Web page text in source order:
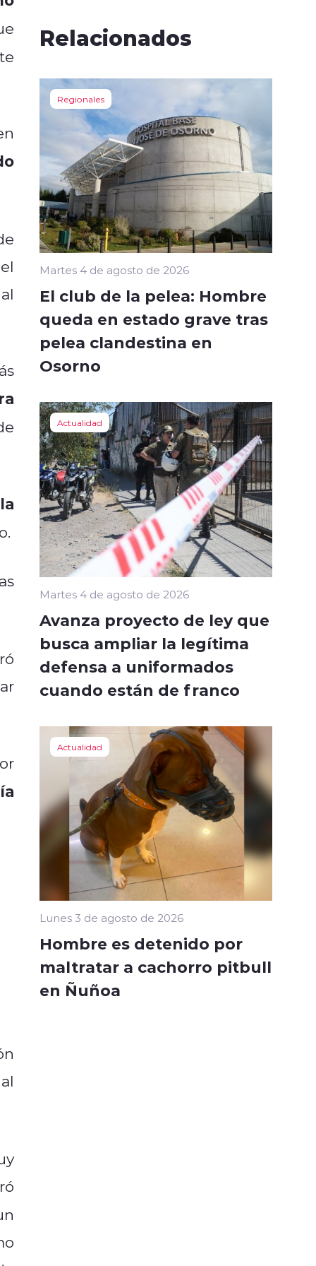
Relacionados
Regionales
Martes 4 de agosto de 2026
El club de la pelea: Hombre
queda en estado grave tras
pelea clandestina en
Osorno
Actualidad
Martes 4 de agosto de 2026
Avanza proyecto de ley que
busca ampliar la legítima
defensa a uniformados
cuando están de franco
Actualidad
Lunes 3 de agosto de 2026
Hombre es detenido por
maltratar a cachorro pitbull
en Ñuñoa